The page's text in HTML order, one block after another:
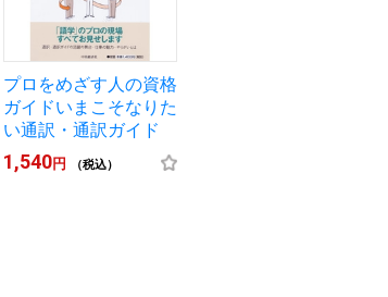
プロをめざす人の資格
ガイドいまこそなりた
い通訳・通訳ガイド
1,540円 （税込）